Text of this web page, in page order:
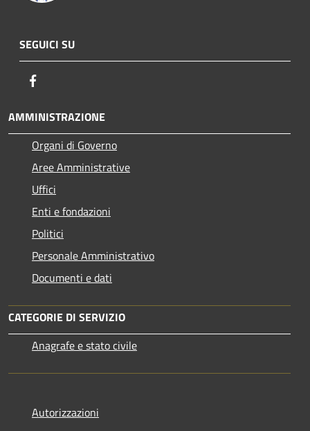
SEGUICI SU
AMMINISTRAZIONE
Organi di Governo
Aree Amministrative
Uffici
Enti e fondazioni
Politici
Personale Amministrativo
Documenti e dati
CATEGORIE DI SERVIZIO
Anagrafe e stato civile
Autorizzazioni